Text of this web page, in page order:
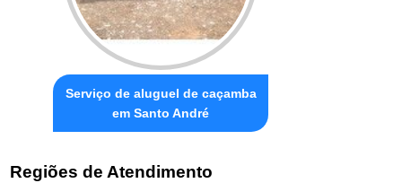
Serviço de aluguel de caçamba
em Santo André
Regiões de Atendimento